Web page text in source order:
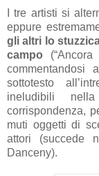
I tre artisti si
eppure
gli altri lo
campo
commentandosi
sottotesto
ineludibili
corrispondenza,
muti oggetti di
attori (succede
Danceny).